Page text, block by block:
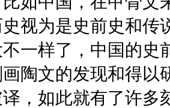
视为是史前史和传
一样了，中国的
陶文的发现和得以
，如此就有了许多